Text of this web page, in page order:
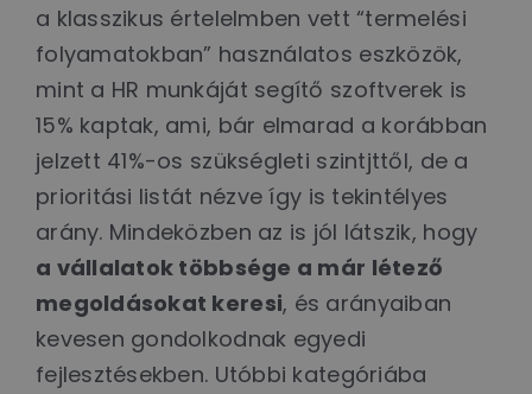
a klasszikus értelelmben vett “termelési
folyamatokban” használatos eszközök,
mint a HR munkáját segítő szoftverek is
15% kaptak, ami, bár elmarad a korábban
jelzett 41%-os szükségleti szintjttől, de a
prioritási listát nézve így is tekintélyes
arány. Mindeközben az is jól látszik, hogy
a vállalatok többsége a már létező
megoldásokat keresi, és arányaiban
kevesen gondolkodnak egyedi
fejlesztésekben. Utóbbi kategóriába